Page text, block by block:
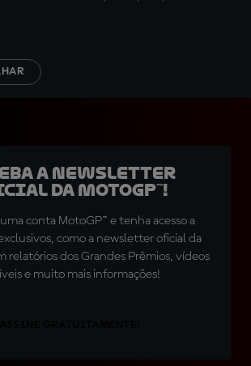
a newsletter
da MotoGP™!
conta MotoGP™ e tenha acesso a
como a newsletter oficial da
relatórios dos Grandes Prêmios, vídeos
e muito mais informações!